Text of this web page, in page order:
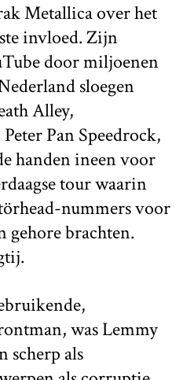
Metallica over het
invloed. Zijn
door miljoenen
sloegen
Alley,
Pan Speedrock,
handen ineen voor
tour waarin
nummers voor
gehore brachten.
was Lemmy
scherp als